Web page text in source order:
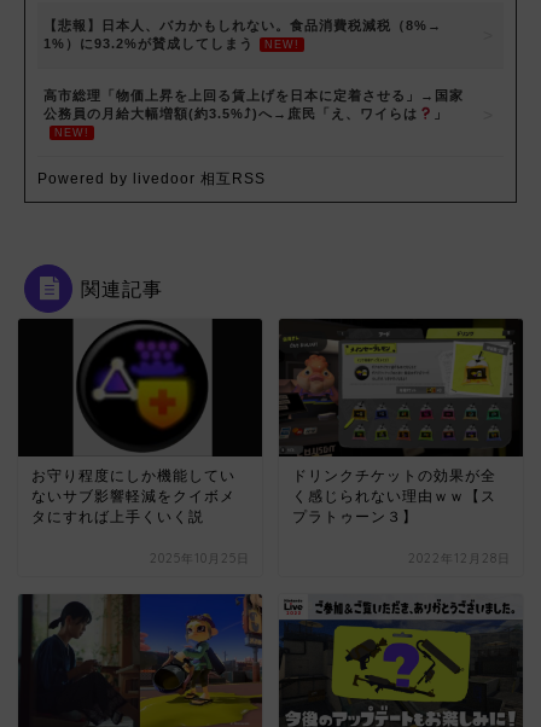
【悲報】日本人、バカかもしれない。食品消費税減税（8%→
1%）に93.2%が賛成してしまう
NEW!
高市総理「物価上昇を上回る賃上げを日本に定着させる」→国家
公務員の月給大幅増額(約3.5%⤴)へ→庶民「え、ワイらは
」
NEW!
Powered by livedoor 相互RSS
関連記事
お守り程度にしか機能してい
ないサブ影響軽減をクイボメ
タにすれば上手くいく説
2025年10月25日
ドリンクチケットの効果が全
く感じられない理由ｗｗ【ス
プラトゥーン３】
2022年12月28日